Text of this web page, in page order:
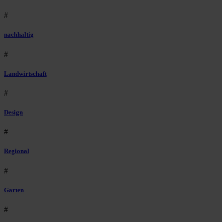
#
nachhaltig
#
Landwirtschaft
#
Design
#
Regional
#
Garten
#